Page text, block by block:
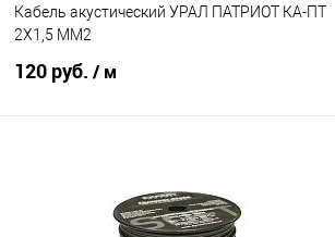
Кабель акустический УРАЛ ПАТРИОТ КА-ПТ
2Х1,5 ММ2
120 руб. / м
В избранное